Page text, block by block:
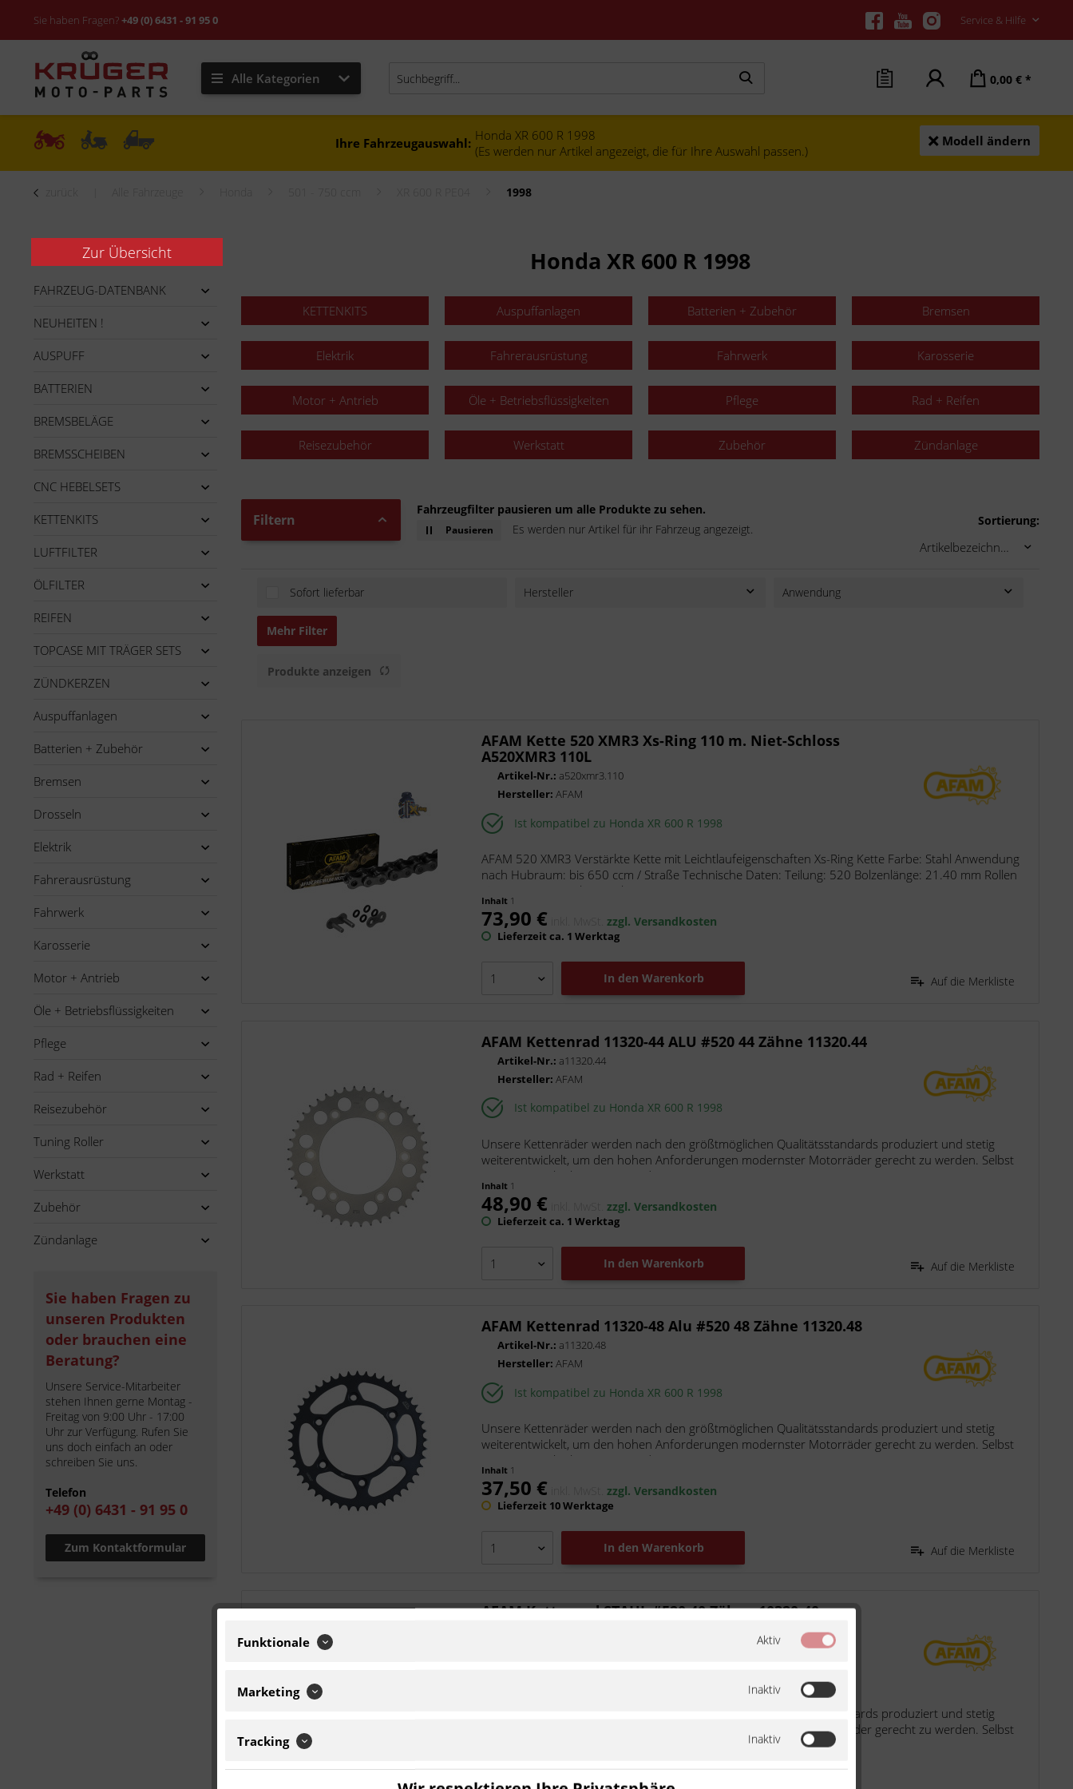
Sie haben Fragen?+49 (0) 6431 - 91 95 0 Service & Hilfe
Alle Kategorien 0,00 € *
Ihre Fahrzeugauswahl: Honda XR 600 R 1998
(Es werden nur Artikel angezeigt, die für Ihre Auswahl passen.)
Modell ändern
1998
FAHRZEUG-DATENBANK
NEUHEITEN !
AUSPUFF
BATTERIEN
BREMSBELÄGE
BREMSSCHEIBEN
CNC HEBELSETS
KETTENKITS
LUFTFILTER
ÖLFILTER
REIFEN
TOPCASE MIT TRÄGER SETS
ZÜNDKERZEN
Auspuffanlagen
Batterien + Zubehör
Bremsen
Drosseln
Elektrik
Fahrerausrüstung
Fahrwerk
Karosserie
Motor + Antrieb
Öle + Betriebsflüssigkeiten
Pflege
Rad + Reifen
Reisezubehör
Tuning Roller
Werkstatt
Zubehör
Zündanlage
Sie haben Fragen zu
unseren Produkten
oder brauchen eine
Beratung?
Unsere Service-Mitarbeiter
stehen Ihnen gerne Montag -
Freitag von 9:00 Uhr - 17:00
Uhr zur Verfügung. Rufen Sie
uns doch einfach an oder
schreiben Sie uns.
Telefon
+49 (0) 6431 - 91 95 0
Zum Kontaktformular
Zur Übersicht Honda XR 600 R 1998
KETTENKITS Auspuffanlagen Batterien + Zubehör Bremsen
Elektrik Fahrerausrüstung Fahrwerk Karosserie
Motor + Antrieb Öle + Betriebsflüssigkeiten Pflege Rad + Reifen
Reisezubehör Werkstatt Zubehör Zündanlage
Filtern
Fahrzeugfilter pausieren um alle Produkte zu sehen.
Pausieren Es werden nur Artikel für ihr Fahrzeug angezeigt.
Sortierung:
Sofort lieferbar Hersteller
DID
DNA Filters
Esjot
Gtechniq
HiFlo Filtro
LeoVince
Marston-Domsel
Moto-Master
MotoLibre
Naraku
Rath, pr88
ScooterLibre
SKF
TRW
V Parts
Anwendung
Mehr Filter
Produkte anzeigen
AFAM Kette 520 XMR3 Xs-Ring 110 m. Niet-Schloss
A520XMR3 110L
Artikel-Nr.: a520xmr3.110
Hersteller:AFAM
Ist kompatibel zu Honda XR 600 R 1998
AFAM 520 XMR3 Verstärkte Kette mit Leichtlaufeigenschaften Xs-Ring Kette Farbe: Stahl Anwendung
nach Hubraum: bis 650 ccm / Straße Technische Daten: Teilung: 520 Bolzenlänge: 21.40 mm Rollen
Ø: 10.16 mm Laschenstärke:...
Inhalt 1
73,90 € inkl. MwSt.zzgl. Versandkosten
Lieferzeit ca. 1 Werktag
In den Warenkorb Auf die Merkliste
AFAM Kettenrad 11320-44 ALU #520 44 Zähne 11320.44
Artikel-Nr.: a11320.44
Hersteller:AFAM
Ist kompatibel zu Honda XR 600 R 1998
Unsere Kettenräder werden nach den größtmöglichen Qualitätsstandards produziert und stetig
weiterentwickelt, um den hohen Anforderungen modernster Motorräder gerecht zu werden. Selbst
unsere superleichten Kettenräder...
Inhalt 1
48,90 € inkl. MwSt.zzgl. Versandkosten
Lieferzeit ca. 1 Werktag
In den Warenkorb Auf die Merkliste
AFAM Kettenrad 11320-48 Alu #520 48 Zähne 11320.48
Artikel-Nr.: a11320.48
Hersteller:AFAM
Ist kompatibel zu Honda XR 600 R 1998
Unsere Kettenräder werden nach den größtmöglichen Qualitätsstandards produziert und stetig
weiterentwickelt, um den hohen Anforderungen modernster Motorräder gerecht zu werden. Selbst
unsere superleichten Kettenräder...
Inhalt 1
37,50 € inkl. MwSt.zzgl. Versandkosten
Lieferzeit 10 Werktage
In den Warenkorb Auf die Merkliste
AFAM Kettenrad STAHL #520 40 Zähne 10320-40
Unsere Kettenräder werden nach den größtmöglichen Qualitätsstandards produziert und stetig
weiterentwickelt, um den hohen Anforderungen modernster Motorräder gerecht zu werden. Selbst
29,90 €
Funktionale Aktiv
Marketing Inaktiv
Tracking Inaktiv